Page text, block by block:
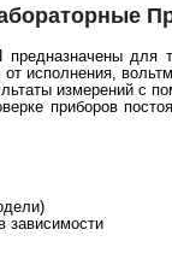
для
исполнения,
измерений с
приборов
зависимости